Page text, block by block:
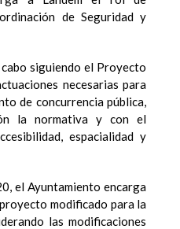
de Seguridad y
siguiendo el Proyecto
necesarias para
de concurrencia pública,
la normativa y con el
espacialidad y
el Ayuntamiento encarga
modificado para la
las modificaciones